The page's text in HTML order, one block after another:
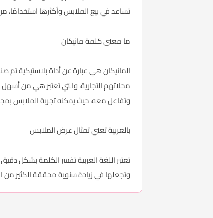
تساعد في بيع الملابس وأكثرها
ما معنى كلمة مانيكان
المانيكان هي عبارة عن أداة بلاستيكية تم
محلاتهم التجارية، والتي تعتبر هي من أسهل
وتفاعل معه، حيث يمكنه تجربة الملابس
بالعربية تعني تمثال عرض الملابس
تعتبر اللغة العربية تفسر الكلمة بشكل
وتجعلها في زيادة سنوية محققة الكثير من